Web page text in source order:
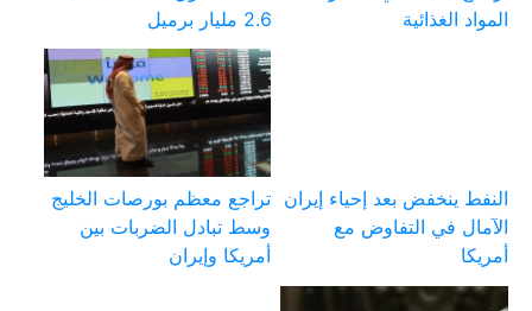
المواد الغذائية
2.6 مليار برميل
النفط ينخفض بعد إحياء إيران
الآمال في التفاوض مع
أمريكا
تراجع معظم بورصات الخليج
وسط تبادل الضربات بين
أمريكا وإيران